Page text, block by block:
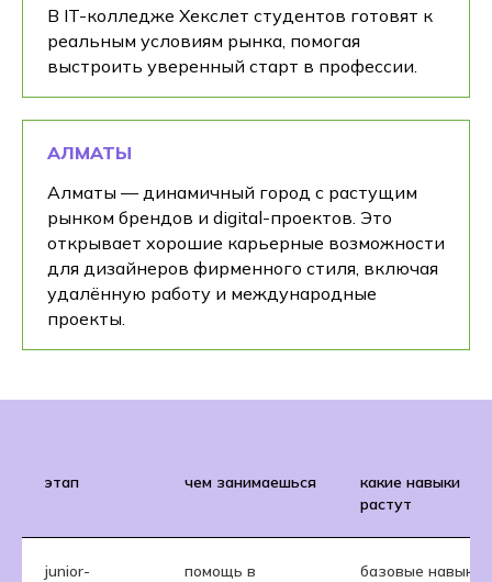
В IT-колледже Хекслет студентов готовят к
реальным условиям рынка, помогая
выстроить уверенный старт в профессии.
АЛМАТЫ
Алматы — динамичный город с растущим
рынком брендов и digital-проектов. Это
открывает хорошие карьерные возможности
для дизайнеров фирменного стиля, включая
удалённую работу и международные
проекты.
этап чем занимаешься
какие навыки
растут
junior-
помощь в
базовые навыки